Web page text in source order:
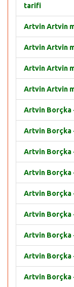
tarifi
Artvin Artvin
Artvin Artvin
Artvin Artvin
Artvin Artvin
Artvin Borçka
Artvin Borçka
Artvin Borçka
Artvin Borçka
Artvin Borçka
Artvin Borçka
Artvin Borçka
Artvin Borçka
Artvin Borçka